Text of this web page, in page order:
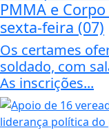
PMMA e
sexta-feira (07)
Os certames
soldado, com
As inscrições...